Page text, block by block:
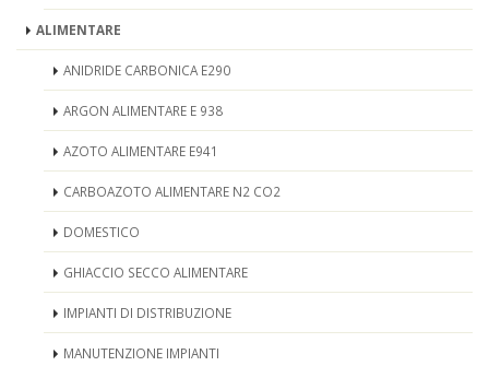
ALIMENTARE
ANIDRIDE CARBONICA E290
ARGON ALIMENTARE E 938
AZOTO ALIMENTARE E941
CARBOAZOTO ALIMENTARE N2 CO2
DOMESTICO
GHIACCIO SECCO ALIMENTARE
IMPIANTI DI DISTRIBUZIONE
MANUTENZIONE IMPIANTI